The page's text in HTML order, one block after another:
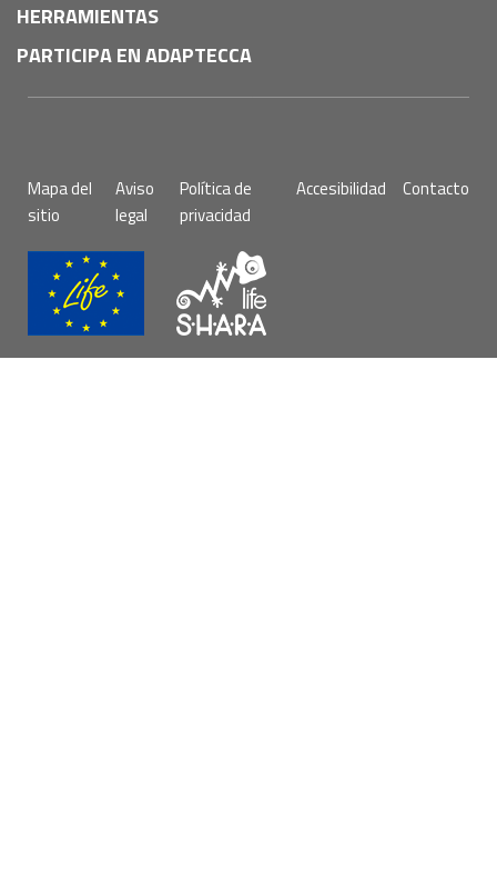
HERRAMIENTAS
PARTICIPA EN ADAPTECCA
de
página
Mapa del
sitio
Aviso
legal
Política de
privacidad
Accesibilidad Contacto